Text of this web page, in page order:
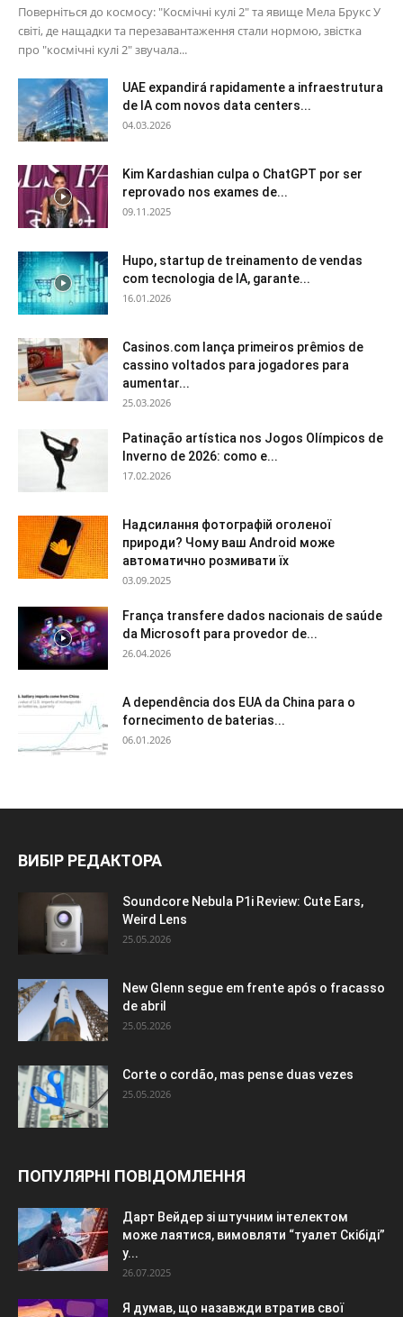
Поверніться до космосу: "Космічні кулі 2" та явище Мела Брукс У
світі, де нащадки та перезавантаження стали нормою, звістка
про "космічні кулі 2" звучала...
UAE expandirá rapidamente a infraestrutura
de IA com novos data centers...
04.03.2026
Kim Kardashian culpa o ChatGPT por ser
reprovado nos exames de...
09.11.2025
Hupo, startup de treinamento de vendas
com tecnologia de IA, garante...
16.01.2026
Casinos.com lança primeiros prêmios de
cassino voltados para jogadores para
aumentar...
25.03.2026
Patinação artística nos Jogos Olímpicos de
Inverno de 2026: como e...
17.02.2026
Надсилання фотографій оголеної
природи? Чому ваш Android може
автоматично розмивати їх
03.09.2025
França transfere dados nacionais de saúde
da Microsoft para provedor de...
26.04.2026
A dependência dos EUA da China para o
fornecimento de baterias...
06.01.2026
ВИБІР РЕДАКТОРА
Soundcore Nebula P1i Review: Cute Ears,
Weird Lens
25.05.2026
New Glenn segue em frente após o fracasso
de abril
25.05.2026
Corte o cordão, mas pense duas vezes
25.05.2026
ПОПУЛЯРНІ ПОВІДОМЛЕННЯ
Дарт Вейдер зі штучним інтелектом
може лаятися, вимовляти “туалет Скібіді”
у...
26.07.2025
Я думав, що назавжди втратив свої